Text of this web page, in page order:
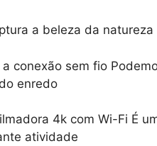
a beleza da
a conexão sem fio
enredo
4k com Wi-Fi É
atividade